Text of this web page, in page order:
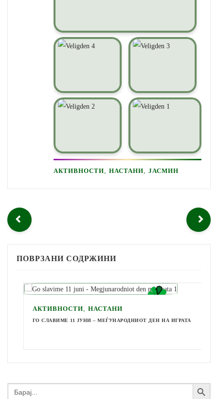
АКТИВНОСТИ ,НАСТАНИ ,ЈАСМИН
ПОВРЗАНИ СОДРЖИНИ
АКТИВНОСТИ,НАСТАНИ
ГО СЛАВИМЕ 11 ЈУНИ – МЕЃУНАРОДНИОТ ДЕН НА ИГРАТА
Search
for:
Search Button